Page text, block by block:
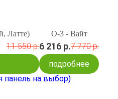
Латте)
11 550 р.
О-3 - Вайт
6 216 р.7 770 р.
подробнее